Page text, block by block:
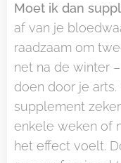
Moet ik dan
af van je
raadzaam om
net na de winter
doen door je
supplement
enkele weken of
het effect voelt.